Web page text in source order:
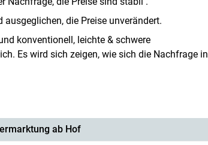
die Preise unverändert.
konventionell, leichte & schwere
Es wird sich zeigen, wie sich die Nachfrage in
ab Hof